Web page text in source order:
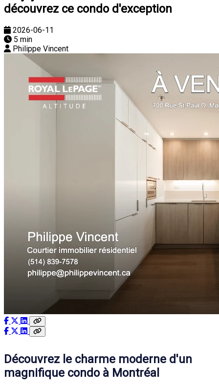
découvrez ce condo d'exception
2026-06-11
5 min
Philippe Vincent
Découvrez le charme moderne d'un
magnifique condo à Montréal